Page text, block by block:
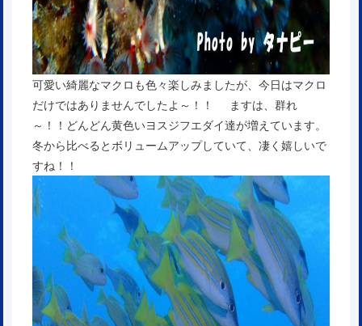
可愛い綺麗なマクロも色々楽しみましたが、今日はマクロ
だけではありませんでしたよ～！！ ますは、群れ
～！！どんどん黄色いヨスジフエダイ達が増えています。
冬から比べるとボリュームアップしていて、凄く嬉しいで
すね！！